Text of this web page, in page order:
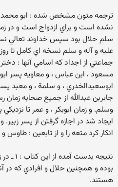
ترجمه متون مشخص شده : ابو
نشده است و براي ازدواج است و در
سلم حلال بود سپس خداوند تعالي
عليه و آله و سلم نسخه اي كامل تا
جماعتي از اجداد كه اسامي آنها : دختر
مسعود ، ابن عباس ، و معاويه پسر
ابوسعيدالخدري ، و سلمة ، و معبد
جابربن عبدالله از جميع صحابه زمان
وسلم. و زمان ابوبكر ، و عمر تا
ايجاد شد در اجازه گرفتن از پسر
انكار كرد متعه را و از تابعين :
نتيجه
بوده و همچنين حلال و افرادي كه
هستند.